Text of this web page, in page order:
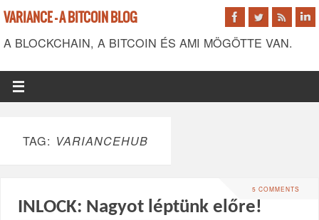
VARIANCE - A BITCOIN BLOG
A BLOCKCHAIN, A BITCOIN ÉS AMI MÖGÖTTE VAN.
TAG: VARIANCEHUB
5 COMMENTS
INLOCK: Nagyot léptünk előre!